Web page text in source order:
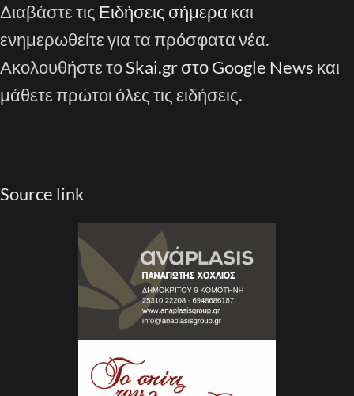
Διαβάστε τις Ειδήσεις σήμερα και
ενημερωθείτε για τα πρόσφατα νέα.
Ακολουθήστε τοSkai.gr στο Google News και
μάθετε πρώτοι όλες τις ειδήσεις.
Source link